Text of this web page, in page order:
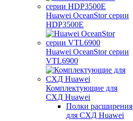
Huawei OceanStor серии
HDP3500E
Huawei OceanStor серии
VTL6900
Комплектующие для
СХД Huawei
Полки расширения
для СХД Huawei